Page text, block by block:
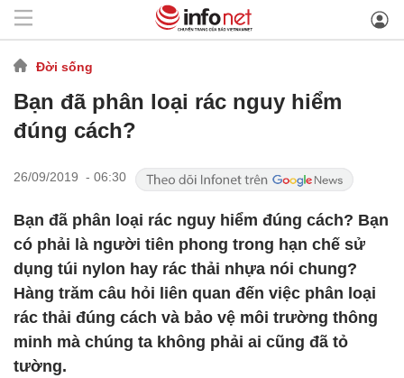
Đời sống
Bạn đã phân loại rác nguy hiểm
đúng cách?
26/09/2019 - 06:30
Bạn đã phân loại rác nguy hiểm đúng cách? Bạn
có phải là người tiên phong trong hạn chế sử
dụng túi nylon hay rác thải nhựa nói chung?
Hàng trăm câu hỏi liên quan đến việc phân loại
rác thải đúng cách và bảo vệ môi trường thông
minh mà chúng ta không phải ai cũng đã tỏ
tường.